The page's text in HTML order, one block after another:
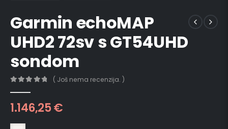
Garmin echoMAP
UHD2 72sv s GT54UHD
sondom
( Još nema recenzija. )
1.146,25€